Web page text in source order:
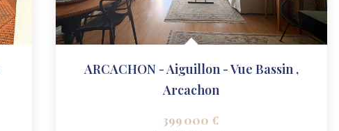
ARCACHON - Aiguillon - Vue Bassin ,
Arcachon
399 000 €